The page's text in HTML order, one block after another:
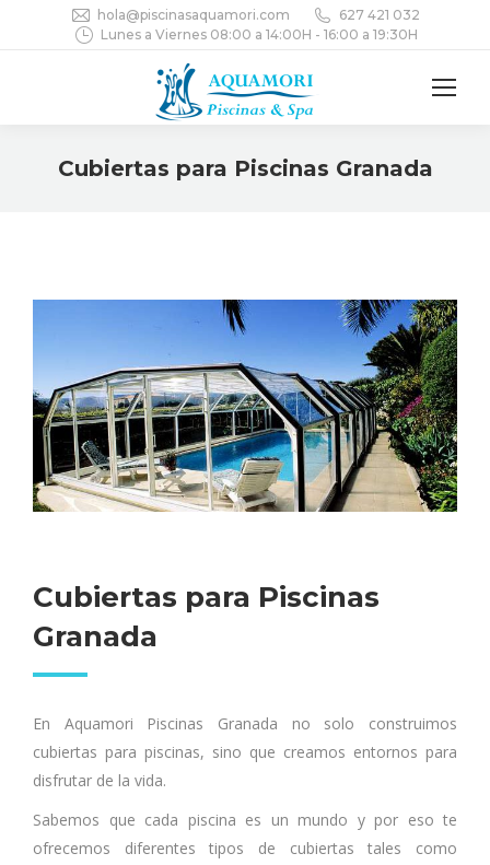
hola@piscinasaquamori.com
627 421 032
Lunes a Viernes 08:00 a 14:00H - 16:00 a 19:30H
Cubiertas para Piscinas Granada
Cubiertas para Piscinas
Granada
En Aquamori Piscinas Granada no solo construimos
cubiertas para piscinas, sino que creamos entornos para
disfrutar de la vida.
Sabemos que cada piscina es un mundo y por eso te
ofrecemos diferentes tipos de cubiertas tales como